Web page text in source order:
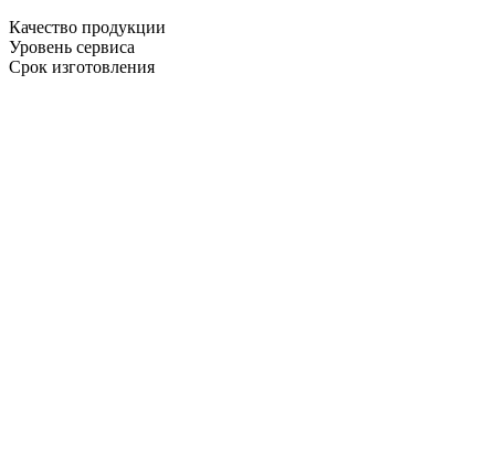
Качество продукции
Уровень сервиса
Срок изготовления